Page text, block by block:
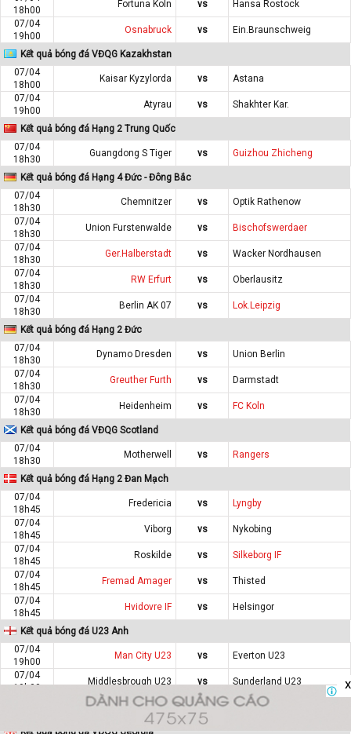
18h00
Fortuna Koln vs
Hansa Rostock
07/04
19h00
Osnabruck vs Ein.Braunschweig
Kết quả bóng đá VĐQG Kazakhstan
07/04
18h00
Kaisar Kyzylorda vs
Astana
07/04
19h00
Atyrau vs Shakhter Kar.
Kết quả bóng đá Hạng 2 Trung Quốc
07/04
18h30
Guangdong S Tiger vs Guizhou Zhicheng
Kết quả bóng đá Hạng 4 Đức - Đông Bắc
07/04
18h30
Chemnitzer vs
Optik Rathenow
07/04
18h30
Union Furstenwalde vs
Bischofswerdaer
07/04
18h30
Ger.Halberstadt vs
Wacker Nordhausen
07/04
18h30
RW Erfurt vs
Oberlausitz
07/04
18h30
Berlin AK 07 vs Lok.Leipzig
Kết quả bóng đá Hạng 2 Đức
07/04
18h30
Dynamo Dresden vs
Union Berlin
07/04
18h30
Greuther Furth vs
Darmstadt
07/04
18h30
Heidenheim vs FC Koln
Kết quả bóng đá VĐQG Scotland
07/04
18h30
Motherwell vs Rangers
Kết quả bóng đá Hạng 2 Đan Mạch
07/04
18h45
Fredericia vs
Lyngby
07/04
18h45
Viborg vs
Nykobing
07/04
18h45
Roskilde vs
Silkeborg IF
07/04
18h45
Fremad Amager vs
Thisted
07/04
18h45
Hvidovre IF vs Helsingor
Kết quả bóng đá U23 Anh
07/04
19h00
Man City U23 vs
Everton U23
07/04
19h00
Middlesbrough U23 vs
Sunderland U23
West Ham U23 vs Leicester City U23
Kết quả bóng đá VĐQG Georgia
x